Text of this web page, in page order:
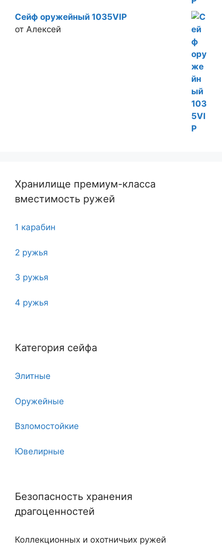
Сейф оружейный 1035VIP
от Алексей
Хранилище премиум-класса
вместимость ружей
1 карабин
2 ружья
3 ружья
4 ружья
6
7
7 клинков
8
10
12
Категория сейфа
Элитные
Оружейные
Взломостойкие
Ювелирные
Двухдверные
Безопасность хранения
драгоценностей
Коллекционных и охотничьих ружей